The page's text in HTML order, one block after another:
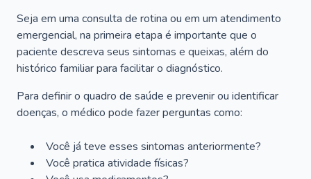
Seja em uma consulta de rotina ou em um atendimento
emergencial, na primeira etapa é importante que o
paciente descreva seus sintomas e queixas, além do
histórico familiar para facilitar o diagnóstico.
Para definir o quadro de saúde e prevenir ou identificar
doenças, o médico pode fazer perguntas como:
Você já teve esses sintomas anteriormente?
Você pratica atividade físicas?